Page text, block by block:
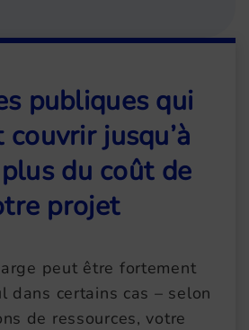
publiques qui
jusqu’à
du coût de
projet
peut être fortement
dans certains cas – selon
de ressources, votre